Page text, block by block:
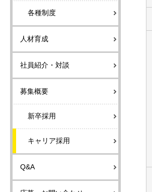
各種制度
人材育成
社員紹介・対談
募集概要
新卒採用
キャリア採用
Q&A